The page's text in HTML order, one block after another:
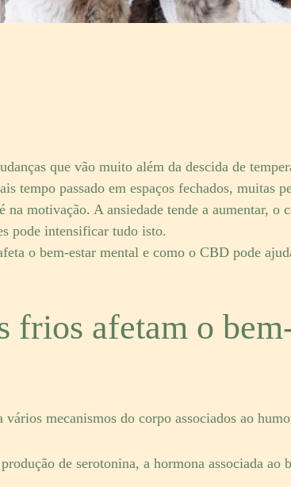
que vão muito além da descida de
tempo passado em espaços fechados, muitas
na motivação. A ansiedade tende a aumentar, o
pode intensificar tudo isto.
o bem-estar mental e como o CBD pode
frios afetam o
mecanismos do corpo associados ao
de serotonina, a hormona associada ao